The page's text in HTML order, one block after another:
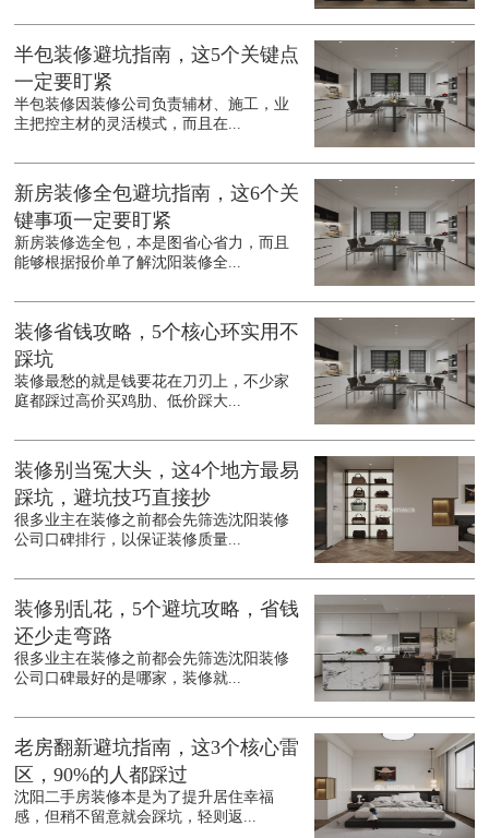
半包装修避坑指南，这5个关键点
一定要盯紧
半包装修因装修公司负责辅材、施工，业
主把控主材的灵活模式，而且在...
新房装修全包避坑指南，这6个关
键事项一定要盯紧
新房装修选全包，本是图省心省力，而且
能够根据报价单了解沈阳装修全...
装修省钱攻略，5个核心环实用不
踩坑
装修最愁的就是钱要花在刀刃上，不少家
庭都踩过高价买鸡肋、低价踩大...
装修别当冤大头，这4个地方最易
踩坑，避坑技巧直接抄
很多业主在装修之前都会先筛选沈阳装修
公司口碑排行，以保证装修质量...
装修别乱花，5个避坑攻略，省钱
还少走弯路
很多业主在装修之前都会先筛选沈阳装修
公司口碑最好的是哪家，装修就...
老房翻新避坑指南，这3个核心雷
区，90%的人都踩过
沈阳二手房装修本是为了提升居住幸福
感，但稍不留意就会踩坑，轻则返...